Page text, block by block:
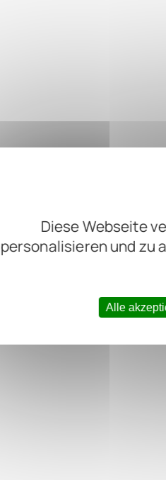
Diese Webseite
personalisieren und zu
Alle